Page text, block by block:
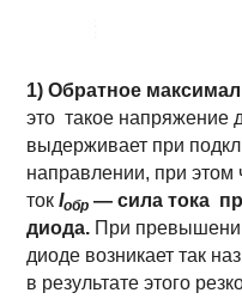
1) Обратное
это такое напряжение
выдерживает при
направлении, при этом
ток Iобр — сила тока
диода. При
диоде возникает так
в результате этого